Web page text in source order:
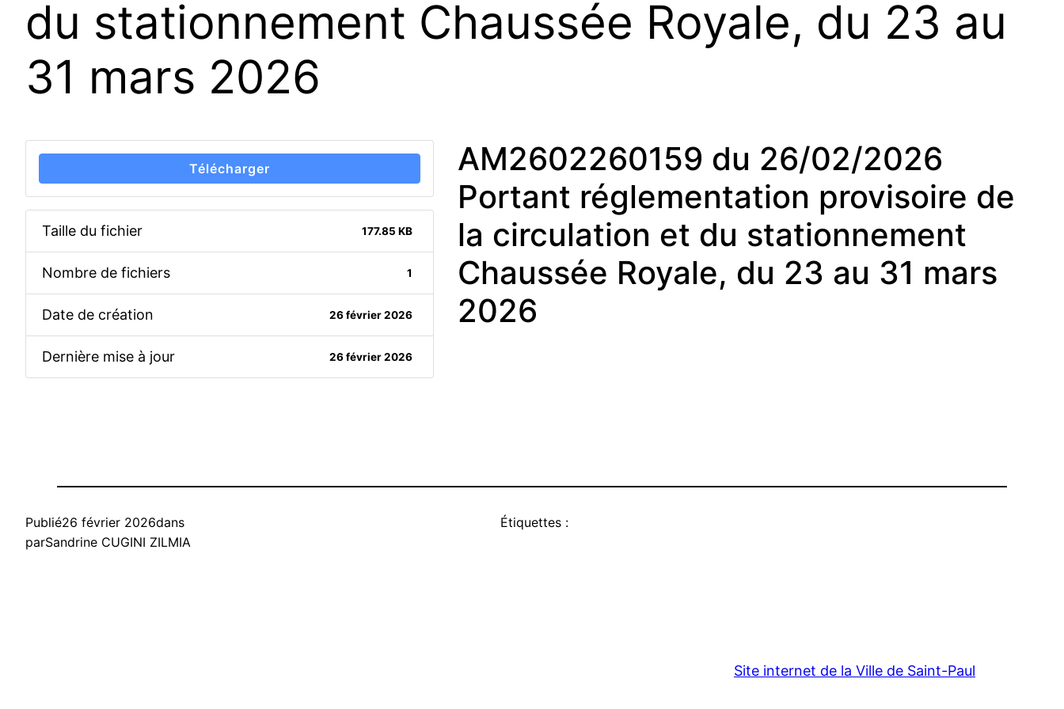
du stationnement Chaussée Royale, du 23 au
31 mars 2026
Télécharger
Taille du fichier 177.85 KB
Nombre de fichiers 1
Date de création 26 février 2026
Dernière mise à jour 26 février 2026
AM2602260159 du 26/02/2026
Portant réglementation provisoire de
la circulation et du stationnement
Chaussée Royale, du 23 au 31 mars
2026
Publié26 février 2026dans
parSandrine CUGINI ZILMIA
Étiquettes :
Site internet de la Ville de Saint-Paul